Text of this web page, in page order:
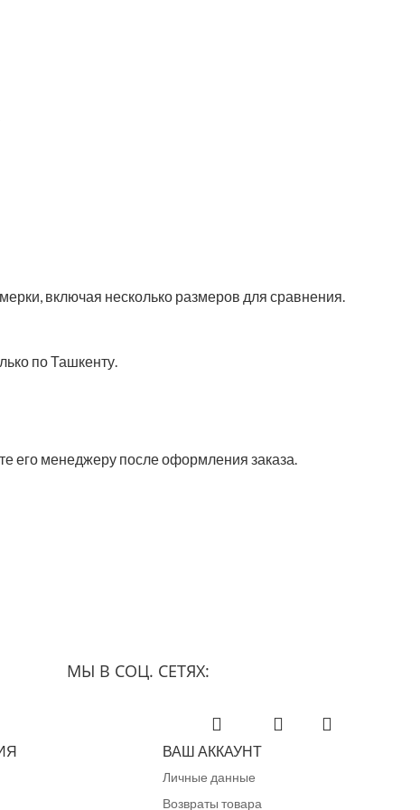
включая несколько размеров для сравнения.
по Ташкенту.
его менеджеру после оформления заказа.
МЫ В СОЦ. СЕТЯХ:
ВАШ АККАУНТ
Личные данные
Возвраты товара